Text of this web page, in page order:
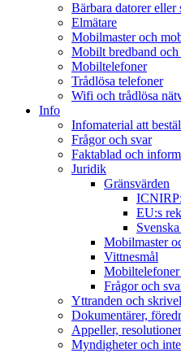
Bärbara datorer eller
Elmätare
Mobilmaster och
Mobilt bredband
Mobiltelefoner
Trådlösa telefoner
Wifi och trådlösa
Info
Infomaterial att
Frågor och svar
Faktablad och
Juridik
Gränsvärden
EU:s
Mobilmaster
Vittnesmål
Mobiltelefoner
Frågor och
Yttranden och
Dokumentärer,
Appeller, resolutioner
Myndigheter och